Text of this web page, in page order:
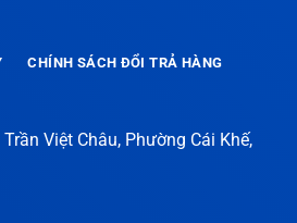
Việt Châu, Phường Cái Khế,
CHÍNH SÁCH ĐỔI TRẢ HÀNG